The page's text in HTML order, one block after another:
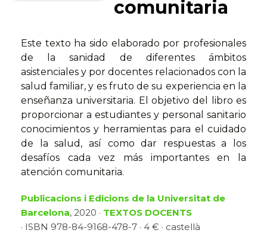
comunitaria
Este texto ha sido elaborado por profesionales
de la sanidad de diferentes ámbitos
asistenciales y por docentes relacionados con la
salud familiar, y es fruto de su experiencia en la
enseñanza universitaria. El objetivo del libro es
proporcionar a estudiantes y personal sanitario
conocimientos y herramientas para el cuidado
de la salud, así como dar respuestas a los
desafíos cada vez más importantes en la
atención comunitaria.
Publicacions i Edicions de la Universitat de
Barcelona, 2020 · TEXTOS DOCENTS
· ISBN 978-84-9168-478-7 · 4 € · castellà